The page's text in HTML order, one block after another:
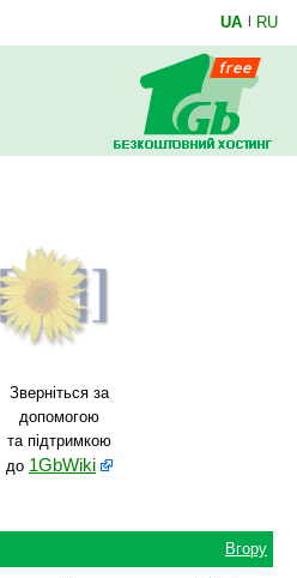
UA | RU
Зверніться за
допомогою
та підтримкою
до 1GbWiki
Вгору